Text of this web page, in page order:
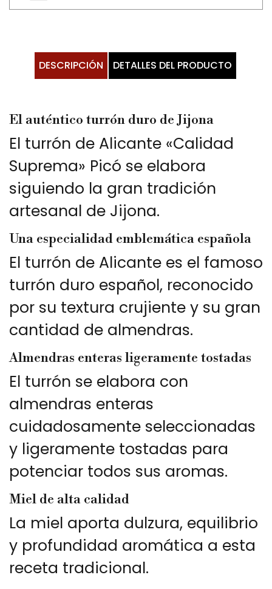
DESCRIPCIÓN DETALLES DEL PRODUCTO
El auténtico turrón duro de Jijona
El turrón de Alicante «Calidad
Suprema» Picó se elabora
siguiendo la gran tradición
artesanal de Jijona.
Una especialidad emblemática española
El turrón de Alicante es el famoso
turrón duro español, reconocido
por su textura crujiente y su gran
cantidad de almendras.
Almendras enteras ligeramente tostadas
El turrón se elabora con
almendras enteras
cuidadosamente seleccionadas
y ligeramente tostadas para
potenciar todos sus aromas.
Miel de alta calidad
La miel aporta dulzura, equilibrio
y profundidad aromática a esta
receta tradicional.